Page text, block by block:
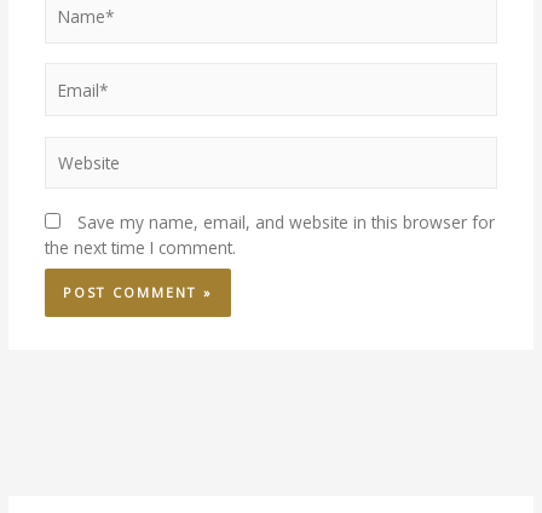
Save my name, email, and website in this browser for
the next time I comment.